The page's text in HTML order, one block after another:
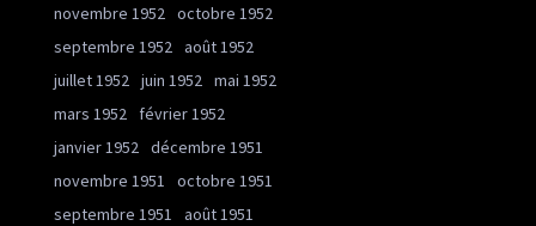
novembre 1952 octobre 1952
septembre 1952 août 1952
juillet 1952 juin 1952 mai 1952
mars 1952
février 1952
janvier 1952 décembre 1951
novembre 1951
octobre 1951
septembre 1951
août 1951